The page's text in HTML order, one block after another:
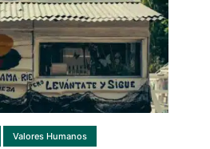
Valores Humanos